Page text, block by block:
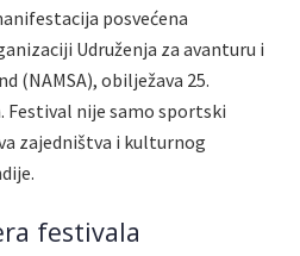
posvećena
Udruženja za avanturu i
(NAMSA), obilježava 25.
nije samo sportski
zajedništva i kulturnog
festivala